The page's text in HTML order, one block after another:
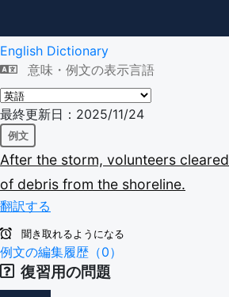
English Dictionary
意味・例文の表示言語
最終更新日：2025/11/24
例文
After the storm, volunteers cleared
of debris from the shoreline.
翻訳する
聞き取れるようになる
例文の編集履歴（0）
復習用の問題